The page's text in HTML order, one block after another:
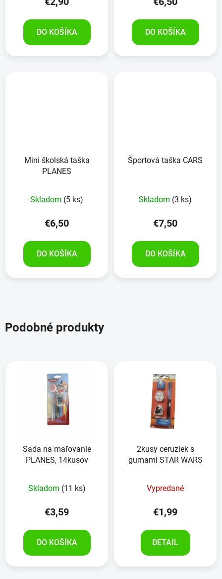
DO KOŠÍKA DO KOŠÍKA
Mini školská taška
PLANES
Skladom (5 ks)
€6,50
DO KOŠÍKA
Športová taška CARS
Skladom (3 ks)
€7,50
DO KOŠÍKA
Podobné produkty
Sada na maľovanie
PLANES, 14kusov
Skladom (11 ks)
€3,59
DO KOŠÍKA
2kusy ceruziek s
gumami STAR WARS
Vypredané
€1,99
DETAIL